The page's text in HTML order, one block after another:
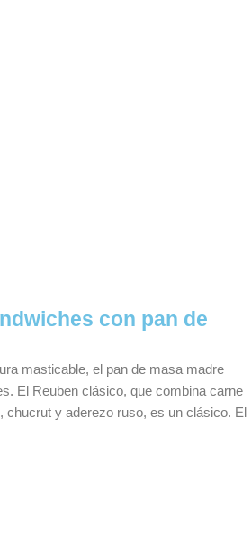
con pan de
masticable, el pan de masa madre
El Reuben clásico, que combina carne
chucrut y aderezo ruso, es un clásico. El